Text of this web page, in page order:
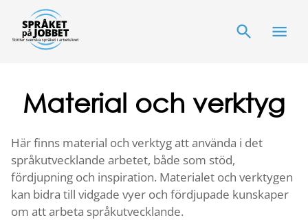
Material och verktyg
Här finns material och verktyg att använda i det
språkutvecklande arbetet, både som stöd,
fördjupning och inspiration. Materialet och verktygen
kan bidra till vidgade vyer och fördjupade kunskaper
om att arbeta språkutvecklande.